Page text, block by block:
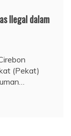
Ilegal dalam
(Pekat)